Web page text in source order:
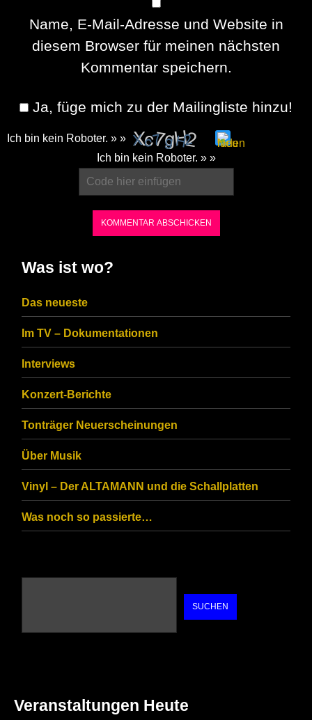
Name, E-Mail-Adresse und Website in
diesem Browser für meinen nächsten
Kommentar speichern.
Ja, füge mich zu der Mailingliste hinzu!
Ich bin kein Roboter. » »
CAPTCHA
ensure
that
you
are
human.
Ich bin kein Roboter. » »
Was ist wo?
Das neueste
Im TV – Dokumentationen
Interviews
Konzert-Berichte
Tonträger Neuerscheinungen
Über Musik
Vinyl – Der ALTAMANN und die Schallplatten
Was noch so passierte…
SUCHEN
Veranstaltungen Heute